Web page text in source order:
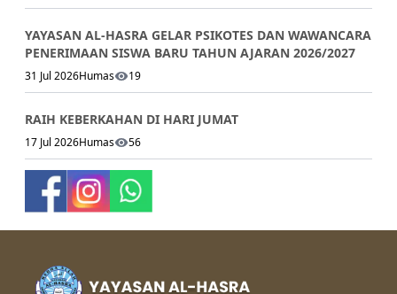
YAYASAN AL-HASRA GELAR PSIKOTES DAN WAWANCARA
PENERIMAAN SISWA BARU TAHUN AJARAN 2026/2027
31 Jul 2026Humas 19
RAIH KEBERKAHAN DI HARI JUMAT
17 Jul 2026Humas 56